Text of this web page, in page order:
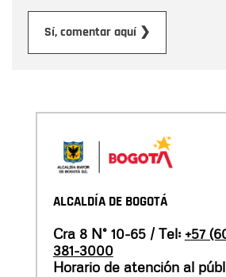
Sí, comentar aquí ❯
ALCALDÍA DE BOGOTÁ
Cra 8 N° 10-65 / Tel: +57
381-3000
Horario de atención al